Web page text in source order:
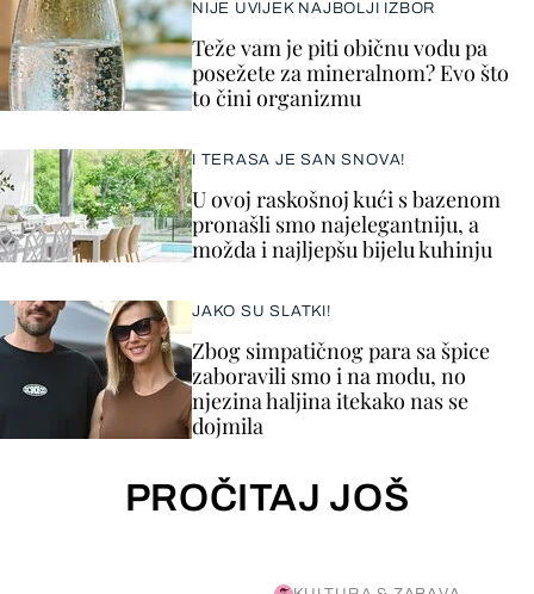
NIJE UVIJEK NAJBOLJI IZBOR
Teže vam je piti običnu vodu pa
posežete za mineralnom? Evo što
to čini organizmu
I TERASA JE SAN SNOVA!
U ovoj raskošnoj kući s bazenom
pronašli smo najelegantniju, a
možda i najljepšu bijelu kuhinju
JAKO SU SLATKI!
Zbog simpatičnog para sa špice
zaboravili smo i na modu, no
njezina haljina itekako nas se
dojmila
PROČITAJ JOŠ